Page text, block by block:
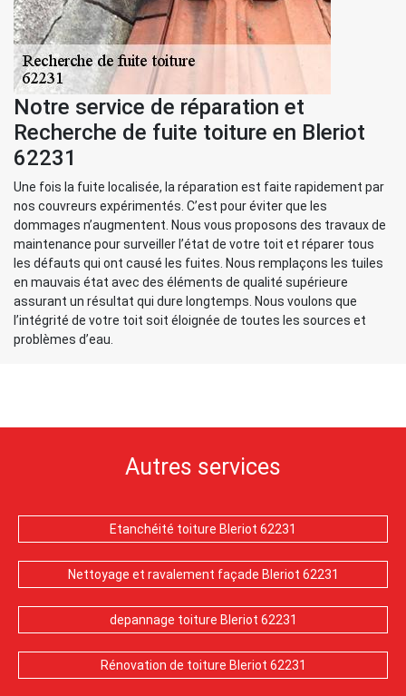
Notre service de réparation et
Recherche de fuite toiture en Bleriot
62231
Une fois la fuite localisée, la réparation est faite rapidement par
nos couvreurs expérimentés. C’est pour éviter que les
dommages n’augmentent. Nous vous proposons des travaux de
maintenance pour surveiller l’état de votre toit et réparer tous
les défauts qui ont causé les fuites. Nous remplaçons les tuiles
en mauvais état avec des éléments de qualité supérieure
assurant un résultat qui dure longtemps. Nous voulons que
l’intégrité de votre toit soit éloignée de toutes les sources et
problèmes d’eau.
Autres services
Etanchéité toiture Bleriot 62231
Nettoyage et ravalement façade Bleriot 62231
depannage toiture Bleriot 62231
Rénovation de toiture Bleriot 62231